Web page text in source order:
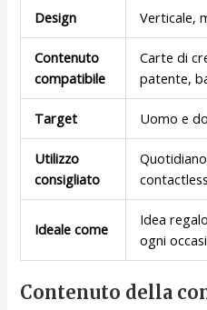
Design Verticale,
Contenuto
compatibile
Carte di
patente,
Target Uomo e
Utilizzo
consigliato
contactless
Ideale come
Idea
ogni
Contenuto della